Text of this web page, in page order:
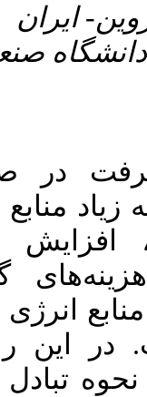
ایران
در
منابع
انرژی
این
تبادل